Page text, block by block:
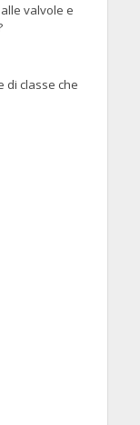
valvole e
di classe che